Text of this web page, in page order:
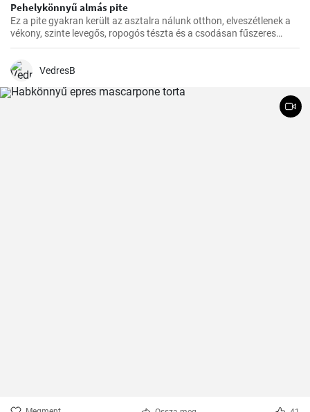
Pehelykönnyű almás pite
Ez a pite gyakran került az asztalra nálunk otthon, elveszétlenek a
vékony, szinte levegős, ropogós tészta és a csodásan fűszeres
almafüllő között. Az ovitudók, hazaértem, és már messziről éreztem
veletek is ezt a csodás receptet.
VedresB